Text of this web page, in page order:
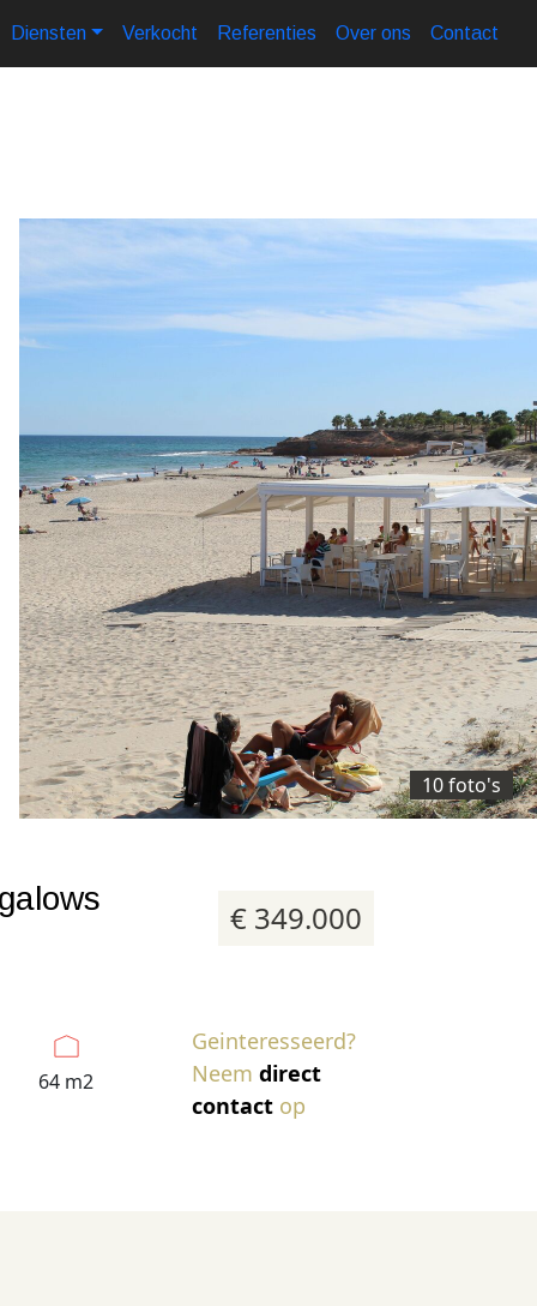
Diensten Verkocht Referenties Over ons Contact
10 foto's
€ 349.000
64 m2
Geinteresseerd?
Neem direct
contact op